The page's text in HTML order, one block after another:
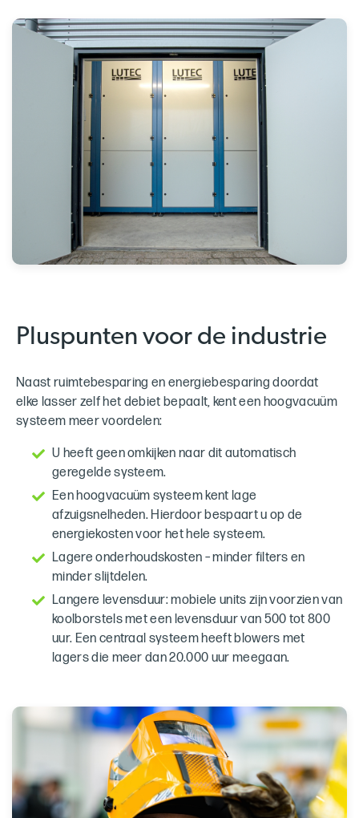
Pluspunten voor de industrie
Naast ruimtebesparing en energiebesparing doordat
elke lasser zelf het debiet bepaalt, kent een hoogvacuüm
systeem meer voordelen:
U heeft geen omkijken naar dit automatisch
geregelde systeem.
Een hoogvacuüm systeem kent lage
afzuigsnelheden. Hierdoor bespaart u op de
energiekosten voor het hele systeem.
Lagere onderhoudskosten – minder filters en
minder slijtdelen.
Langere levensduur: mobiele units zijn voorzien van
koolborstels met een levensduur van 500 tot 800
uur. Een centraal systeem heeft blowers met
lagers die meer dan 20.000 uur meegaan.